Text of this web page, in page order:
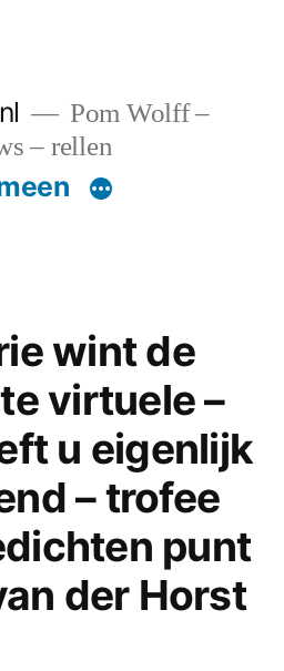
Pom Wolff –
– rellen
wint de
virtuele –
u eigenlijk
– trofee
punt
der Horst